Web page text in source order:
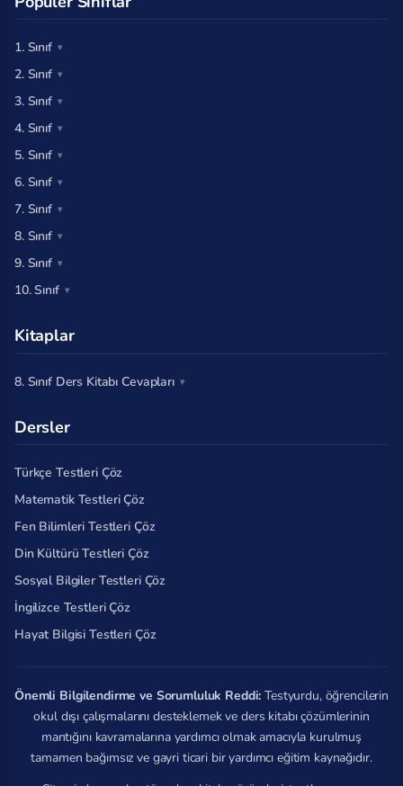
1. Sınıf
2. Sınıf
3. Sınıf
4. Sınıf
5. Sınıf
6. Sınıf
7. Sınıf
8. Sınıf
9. Sınıf
10. Sınıf
Kitaplar
8. Sınıf Ders Kitabı Cevapları
Dersler
Türkçe Testleri Çöz
Matematik Testleri Çöz
Fen Bilimleri Testleri Çöz
Din Kültürü Testleri Çöz
Sosyal Bilgiler Testleri Çöz
İngilizce Testleri Çöz
Hayat Bilgisi Testleri Çöz
Önemli Bilgilendirme ve Sorumluluk Reddi: Testyurdu, öğrencilerin
okul dışı çalışmalarını desteklemek ve ders kitabı çözümlerinin
mantığını kavramalarına yardımcı olmak amacıyla kurulmuş
tamamen bağımsız ve gayri ticari bir yardımcı eğitim kaynağıdır.